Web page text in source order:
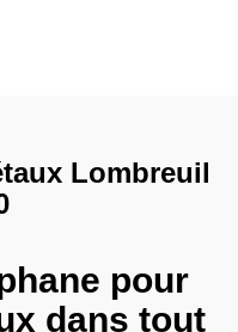
Lombreuil
pour
dans tout